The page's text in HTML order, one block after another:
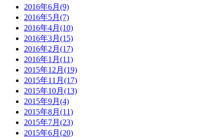
2016年6月(9)
2016年5月(7)
2016年4月(10)
2016年3月(15)
2016年2月(17)
2016年1月(11)
2015年12月(19)
2015年11月(17)
2015年10月(13)
2015年9月(4)
2015年8月(11)
2015年7月(23)
2015年6月(20)